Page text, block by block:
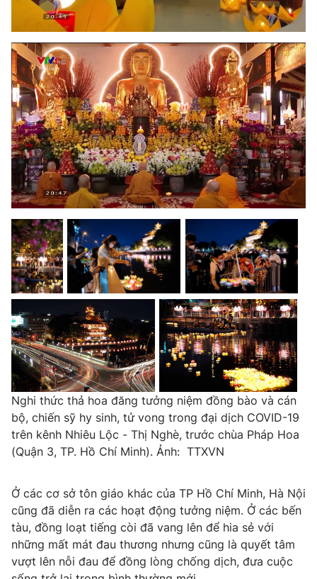
Nghi thức thả hoa đăng tưởng niệm đồng bào và cán
bộ, chiến sỹ hy sinh, tử vong trong đại dịch COVID-19
trên kênh Nhiêu Lộc - Thị Nghè, trước chùa Pháp Hoa
(Quận 3, TP. Hồ Chí Minh). Ảnh: TTXVN
Ở các cơ sở tôn giáo khác của TP Hồ Chí Minh, Hà Nội
cũng đã diễn ra các hoạt động tưởng niệm. Ở các bến
tàu, đồng loạt tiếng còi đã vang lên để hia sẻ với
những mất mát đau thương nhưng cũng là quyết tâm
vượt lên nỗi đau để đồng lòng chống dịch, đưa cuộc